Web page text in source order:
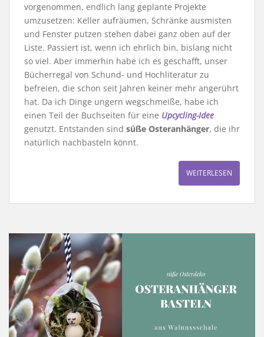
vorgenommen, endlich lang geplante Projekte
umzusetzen: Keller aufräumen, Schränke ausmisten
und Fenster putzen stehen dabei ganz oben auf der
Liste. Passiert ist, wenn ich ehrlich bin, bislang nicht
so viel. Aber immerhin habe ich es geschafft, unser
Bücherregal von Schund- und Hochliteratur zu
befreien, die schon seit Jahren keiner mehr angerührt
hat. Da ich Dinge ungern wegschmeiße, habe ich
einen Teil der Buchseiten für eine Upcycling-Idee
genutzt. Entstanden sind süße Osteranhänger, die ihr
natürlich nachbasteln könnt.
WEITERLESEN